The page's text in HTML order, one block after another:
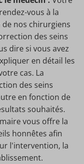
vous à la
de nos chirurgiens
des seins
dire si vous avez
en détail les
cas. La
des seins
en fonction de
souhaités.
vous offre la
honnêtes afin
l'intervention, la